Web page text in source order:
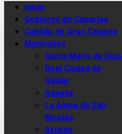
Inicio
Gobierno de Canarias
Cabildo de Gran Canaria
Municipios
Santa María de Guía
Real Ciudad de
Gáldar
Agaete
La Aldea de San
Nicolás
Arucas